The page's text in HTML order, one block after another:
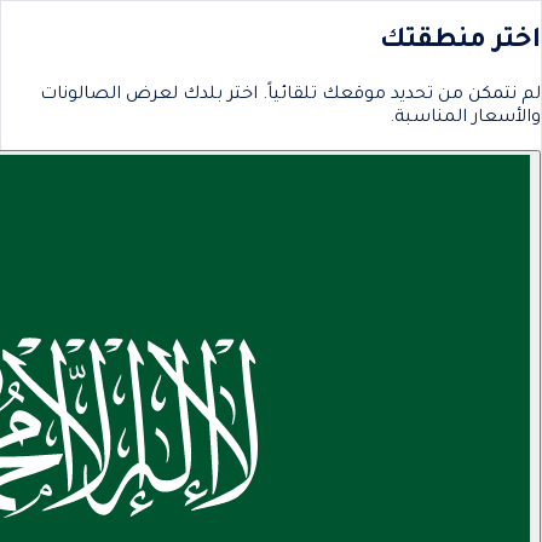
اختر منطقتك
لم نتمكن من تحديد موقعك تلقائياً. اختر بلدك لعرض الصالونات
والأسعار المناسبة.